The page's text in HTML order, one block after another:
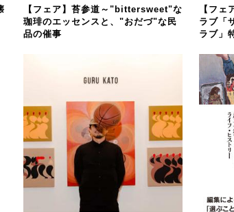
【フェア】苔参道～"bittersweet"な
珈琲のエッセンスと、"おだづ"な民
品の催事
【フェ
ラブ「
ラブ」